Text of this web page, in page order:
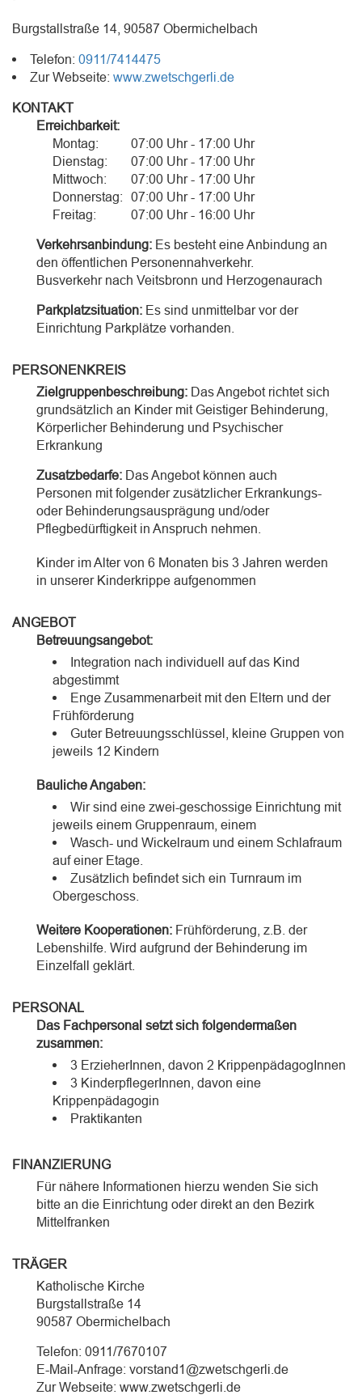
Burgstallstraße 14, 90587 Obermichelbach
Telefon: 0911/7414475
Zur Webseite: www.zwetschgerli.de
KONTAKT
Erreichbarkeit:
Montag:
07:00 Uhr - 17:00 Uhr
Dienstag:
07:00 Uhr - 17:00 Uhr
Mittwoch:
07:00 Uhr - 17:00 Uhr
Donnerstag:
07:00 Uhr - 17:00 Uhr
Freitag:
07:00 Uhr - 16:00 Uhr
Verkehrsanbindung: Es besteht eine Anbindung an
den öffentlichen Personennahverkehr.
Busverkehr nach Veitsbronn und Herzogenaurach
Parkplatzsituation: Es sind unmittelbar vor der
Einrichtung Parkplätze vorhanden.
PERSONENKREIS
Zielgruppenbeschreibung: Das Angebot richtet sich
grundsätzlich an Kinder mit Geistiger Behinderung,
Körperlicher Behinderung und Psychischer
Erkrankung
Zusatzbedarfe: Das Angebot können auch
Personen mit folgender zusätzlicher Erkrankungs-
oder Behinderungsausprägung und/oder
Pflegbedürftigkeit in Anspruch nehmen.
Kinder im Alter von 6 Monaten bis 3 Jahren werden
in unserer Kinderkrippe aufgenommen
ANGEBOT
Betreuungsangebot:
Integration nach individuell auf das Kind
abgestimmt
Enge Zusammenarbeit mit den Eltern und der
Frühförderung
Guter Betreuungsschlüssel, kleine Gruppen von
jeweils 12 Kindern
Bauliche Angaben:
Wir sind eine zwei-geschossige Einrichtung mit
jeweils einem Gruppenraum, einem
Wasch- und Wickelraum und einem Schlafraum
auf einer Etage.
Zusätzlich befindet sich ein Turnraum im
Obergeschoss.
Weitere Kooperationen: Frühförderung, z.B. der
Lebenshilfe. Wird aufgrund der Behinderung im
Einzelfall geklärt.
PERSONAL
Das Fachpersonal setzt sich folgendermaßen
zusammen:
3 ErzieherInnen, davon 2 KrippenpädagogInnen
3 KinderpflegerInnen, davon eine
Krippenpädagogin
Praktikanten
FINANZIERUNG
Für nähere Informationen hierzu wenden Sie sich
bitte an die Einrichtung oder direkt an den Bezirk
Mittelfranken
TRÄGER
Katholische Kirche
Burgstallstraße 14
90587 Obermichelbach
Telefon: 0911/7670107
E-Mail-Anfrage: vorstand1@zwetschgerli.de
Zur Webseite: www.zwetschgerli.de